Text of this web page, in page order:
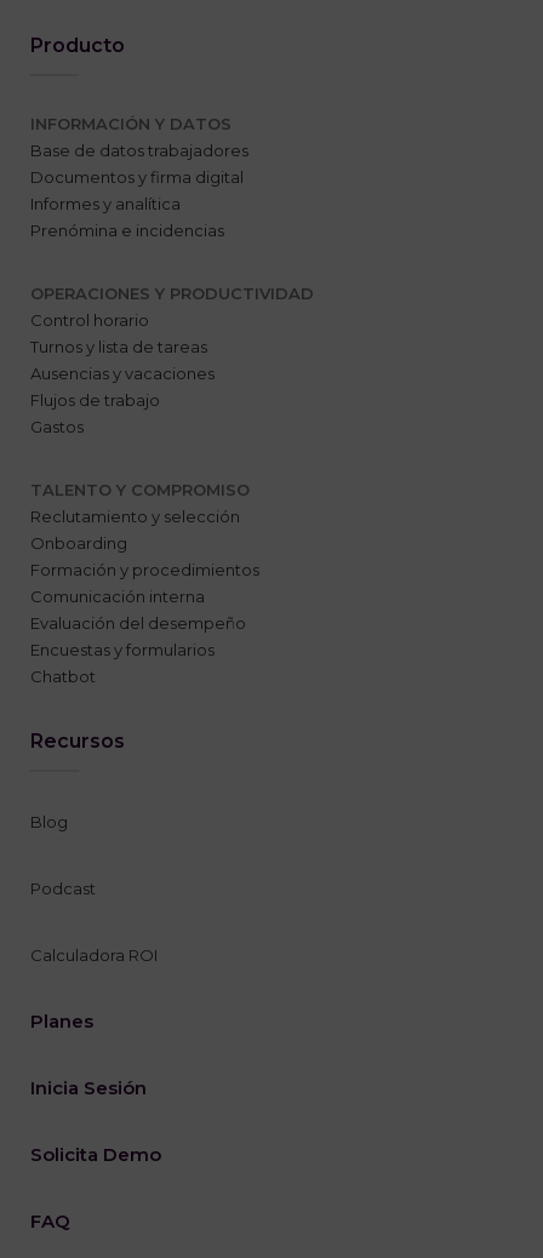
Producto
INFORMACIÓN Y DATOS
Base de datos trabajadores
Documentos y firma digital
Informes y analítica
Prenómina e incidencias
OPERACIONES Y PRODUCTIVIDAD
Control horario
Turnos y lista de tareas
Ausencias y vacaciones
Flujos de trabajo
Gastos
TALENTO Y COMPROMISO
Reclutamiento y selección
Onboarding
Formación y procedimientos
Comunicación interna
Evaluación del desempeño
Encuestas y formularios
Chatbot
Recursos
Blog
Podcast
Calculadora ROI
Planes
Inicia Sesión
Solicita Demo
FAQ